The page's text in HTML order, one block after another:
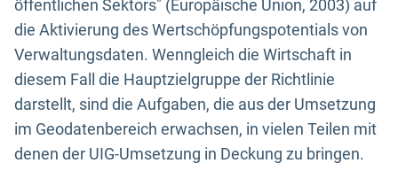
öffentlichen Sektors" (Europäische Union, 2003) auf
die Aktivierung des Wertschöpfungspotentials von
Verwaltungsdaten. Wenngleich die Wirtschaft in
diesem Fall die Hauptzielgruppe der Richtlinie
darstellt, sind die Aufgaben, die aus der Umsetzung
im Geodatenbereich erwachsen, in vielen Teilen mit
denen der UIG-Umsetzung in Deckung zu bringen.